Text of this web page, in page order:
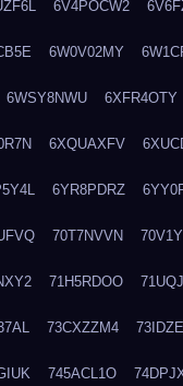
6V4POCW2
6W0V02MY
6WSY8NWU 6XFR4OTY
6XQUAXFV
6YR8PDRZ
70T7NVVN
71H5RDOO
73CXZZM4
745ACL1O